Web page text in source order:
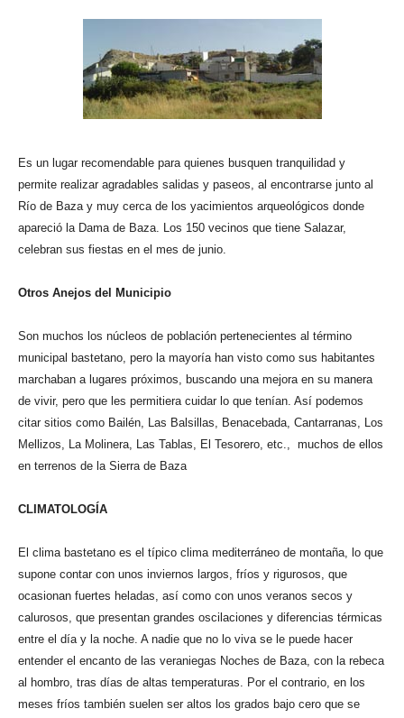
Es un lugar recomendable para quienes busquen tranquilidad y
permite realizar agradables salidas y paseos, al encontrarse junto al
Río de Baza y muy cerca de los yacimientos arqueológicos donde
apareció la Dama de Baza. Los 150 vecinos que tiene Salazar,
celebran sus fiestas en el mes de junio.
Otros Anejos del Municipio
Son muchos los núcleos de población pertenecientes al término
municipal bastetano, pero la mayoría han visto como sus habitantes
marchaban a lugares próximos, buscando una mejora en su manera
de vivir, pero que les permitiera cuidar lo que tenían. Así podemos
citar sitios como Bailén, Las Balsillas, Benacebada, Cantarranas, Los
Mellizos, La Molinera, Las Tablas, El Tesorero, etc., muchos de ellos
en terrenos de la Sierra de Baza
CLIMATOLOGÍA
El clima bastetano es el típico clima mediterráneo de montaña, lo que
supone contar con unos inviernos largos, fríos y rigurosos, que
ocasionan fuertes heladas, así como con unos veranos secos y
calurosos, que presentan grandes oscilaciones y diferencias térmicas
entre el día y la noche. A nadie que no lo viva se le puede hacer
entender el encanto de las veraniegas Noches de Baza, con la rebeca
al hombro, tras días de altas temperaturas. Por el contrario, en los
meses fríos también suelen ser altos los grados bajo cero que se